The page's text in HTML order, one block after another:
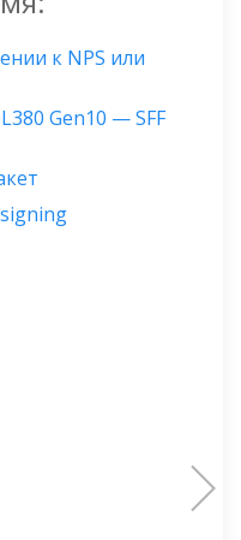
к NPS или
Gen10 — SFF